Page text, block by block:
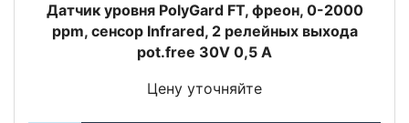
Датчик уровня PolyGard FT, фреон, 0-2000
ppm, сенсор Infrared, 2 релейных выхода
pot.free 30V 0,5 A
Цену уточняйте